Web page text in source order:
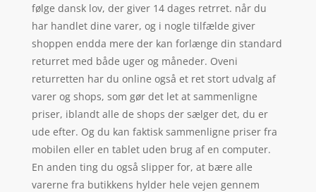
følge dansk lov, der giver 14 dages retrret. når du
har handlet dine varer, og i nogle tilfælde giver
shoppen endda mere der kan forlænge din standard
returret med både uger og måneder. Oveni
returretten har du online også et ret stort udvalg af
varer og shops, som gør det let at sammenligne
priser, iblandt alle de shops der sælger det, du er
ude efter. Og du kan faktisk sammenligne priser fra
mobilen eller en tablet uden brug af en computer.
En anden ting du også slipper for, at bære alle
varerne fra butikkens hylder hele vejen gennem